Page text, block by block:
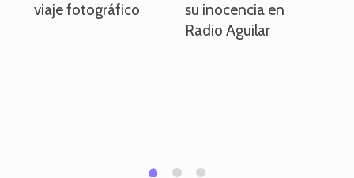
viaje fotográfico
su inocencia en
Radio Aguilar
0 1 2